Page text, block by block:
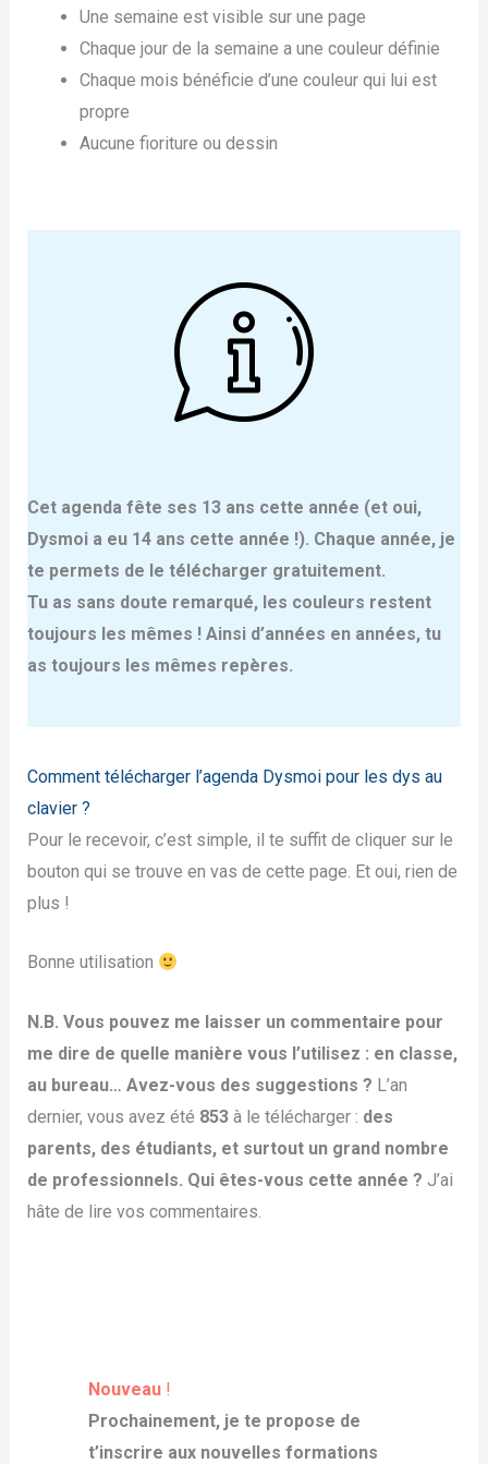
Une semaine est visible sur une page
Chaque jour de la semaine a une couleur définie
Chaque mois bénéficie d’une couleur qui lui est
propre
Aucune fioriture ou dessin
Cet agenda fête ses 13 ans cette année (et oui,
Dysmoi a eu 14 ans cette année !). Chaque année, je
te permets de le télécharger gratuitement.
Tu as sans doute remarqué, les couleurs restent
toujours les mêmes ! Ainsi d’années en années, tu
as toujours les mêmes repères.
Comment télécharger l’agenda Dysmoi pour les dys au
clavier ?
Pour le recevoir, c’est simple, il te suffit de cliquer sur le
bouton qui se trouve en vas de cette page. Et oui, rien de
plus !
Bonne utilisation
N.B. Vous pouvez me laisser un commentaire pour
me dire de quelle manière vous l’utilisez : en classe,
au bureau… Avez-vous des suggestions ? L’an
dernier, vous avez été 853à le télécharger : des
parents, des étudiants, et surtout un grand nombre
de professionnels. Qui êtes-vous cette année ? J’ai
hâte de lire vos commentaires.
Nouveau !
Prochainement, je te propose de
t’inscrire aux nouvelles formations